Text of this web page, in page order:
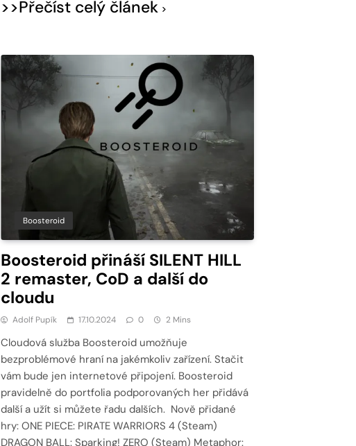
>>Přečíst celý článek
Boosteroid
Boosteroid přináší SILENT HILL
2 remaster, CoD a další do
cloudu
Adolf Pupík 17.10.2024 0 2 Mins
Cloudová služba Boosteroid umožňuje
bezproblémové hraní na jakémkoliv zařízení. Stačit
vám bude jen internetové připojení. Boosteroid
pravidelně do portfolia podporovaných her přidává
další a užít si můžete řadu dalších. Nově přidané
hry: ONE PIECE: PIRATE WARRIORS 4 (Steam)
DRAGON BALL: Sparking! ZERO (Steam) Metaphor: